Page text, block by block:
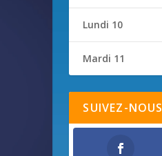
Lundi 10
Mardi 11
SUIVEZ-NOUS